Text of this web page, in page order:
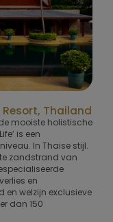
Thailand
mooiste holistische
is een
In Thaise stijl.
zandstrand van
en
en welzijn exclusieve
dan 150